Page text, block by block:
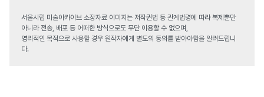
서울시립 미술아카이브 소장자료 이미지는 저작권법 등 관계법령에 따라 복제뿐만
아니라 전송, 배포 등 어떠한 방식으로도 무단 이용할 수 없으며,
영리적인 목적으로 사용할 경우 원작자에게 별도의 동의를 받아야함을 알려드립니
다.